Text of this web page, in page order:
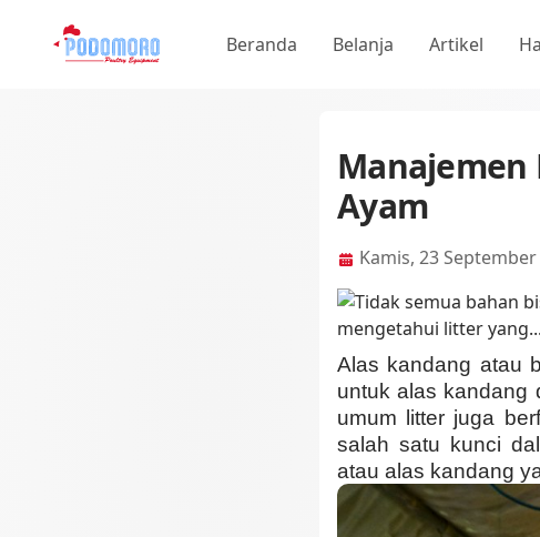
Beranda Belanja Artikel
Ayam
Kamis, 23
Alas kandang atau
untuk alas kandang
umum litter juga
salah satu kunci
atau alas kandang